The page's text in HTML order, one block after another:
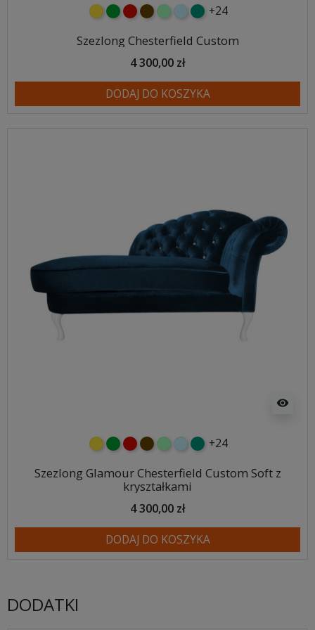
żółtyzielonyczerwony
czekoladowy
miętowybłękitny
turkusowy
+24
Szezlong Chesterfield Custom
4 300,00 zł
DODAJ DO KOSZYKA
visibility
żółtyzielonyczerwony
czekoladowy
miętowybłękitny
turkusowy
+24
Szezlong Glamour Chesterfield Custom Soft z
kryształkami
4 300,00 zł
DODAJ DO KOSZYKA
DODATKI